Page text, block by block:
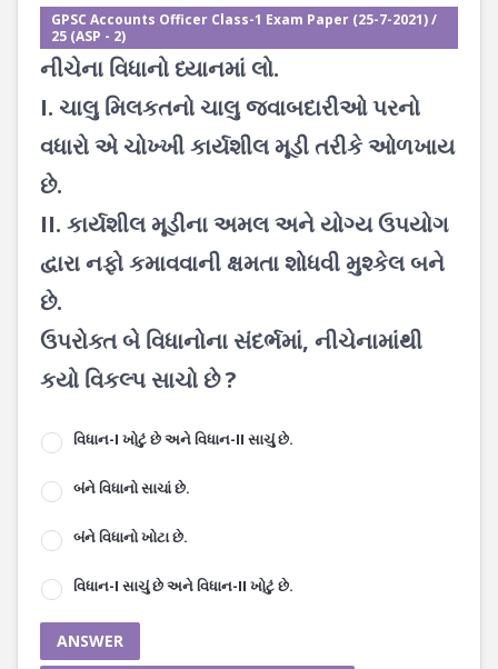
GPSC Accounts Officer Class-1 Exam Paper (25-7-2021) /
25 (ASP - 2)
નીચેના વિધાનો ધ્યાનમાં લો.
I. ચાલુ મિલકતનો ચાલુ જવાબદારીઓ પરનો
વધારો એ ચોખ્ખી કાર્યશીલ મૂડી તરીકે ઓળખાય
છે.
II. કાર્યશીલ મૂડીના અમલ અને યોગ્ય ઉપયોગ
દ્વારા નફો કમાવવાની ક્ષમતા શોધવી મુશ્કેલ બને
છે.
ઉપરોક્ત બે વિધાનોના સંદર્ભમાં, નીચેનામાંથી
કયો વિકલ્પ સાચો છે ?
વિધાન-I ખોટું છે અને વિધાન-II સાચું છે.
બંને વિધાનો સાચાં છે.
બંને વિધાનો ખોટા છે.
વિધાન-I સાચું છે અને વિધાન-II ખોટું છે.
ANSWER